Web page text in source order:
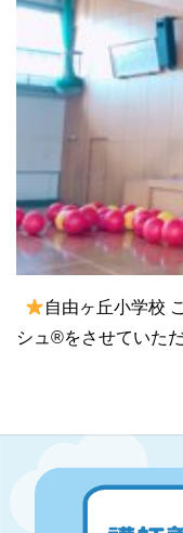
自由ヶ丘小学校
シュ®︎をさせていた